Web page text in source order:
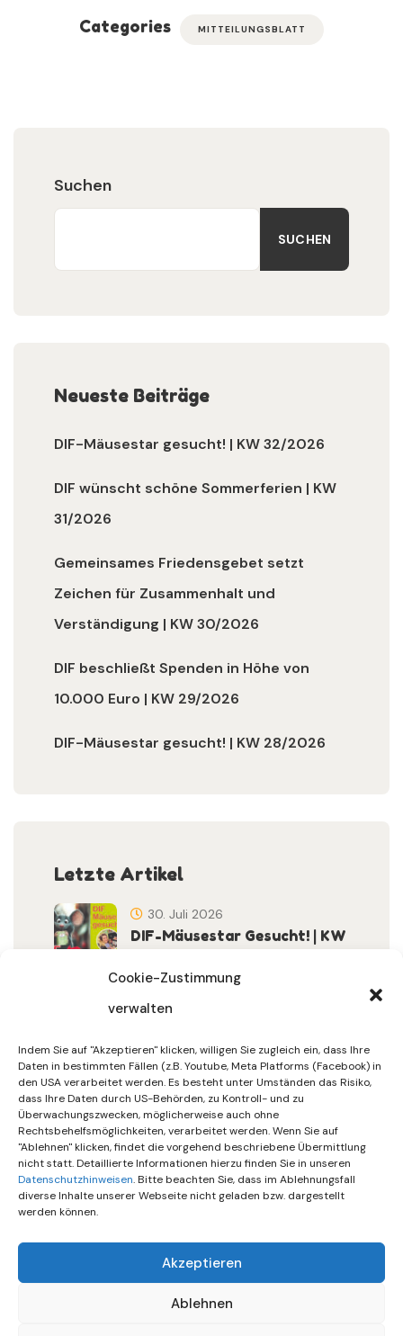
Cookie-Zustimmung
verwalten
Indem Sie auf "Akzeptieren" klicken, willigen Sie zugleich ein, dass Ihre
Daten in bestimmten Fällen (z.B. Youtube, Meta Platforms (Facebook) in
den USA verarbeitet werden. Es besteht unter Umständen das Risiko,
dass Ihre Daten durch US-Behörden, zu Kontroll- und zu
Überwachungszwecken, möglicherweise auch ohne
Rechtsbehelfsmöglichkeiten, verarbeitet werden. Wenn Sie auf
"Ablehnen" klicken, findet die vorgehend beschriebene Übermittlung
nicht statt. Detaillierte Informationen hierzu finden Sie in unseren
Datenschutzhinweisen. Bitte beachten Sie, dass im Ablehnungsfall
diverse Inhalte unserer Webseite nicht geladen bzw. dargestellt
werden können.
Akzeptieren
Ablehnen
Categories MITTEILUNGSBLATT
Suchen
SUCHEN
Neueste Beiträge
DIF-Mäusestar gesucht! | KW 32/2026
DIF wünscht schöne Sommerferien | KW
31/2026
Gemeinsames Friedensgebet setzt
Zeichen für Zusammenhalt und
Verständigung | KW 30/2026
DIF beschließt Spenden in Höhe von
10.000 Euro | KW 29/2026
DIF-Mäusestar gesucht! | KW 28/2026
Letzte Artikel
DIF-Mäusestar Gesucht! | KW
30. Juli 2026
Sommerferien | KW 31/…
30. Juli 2026
Gemeinsames Friedensgebet
Setzt Zeichen …
15. Juli 2026